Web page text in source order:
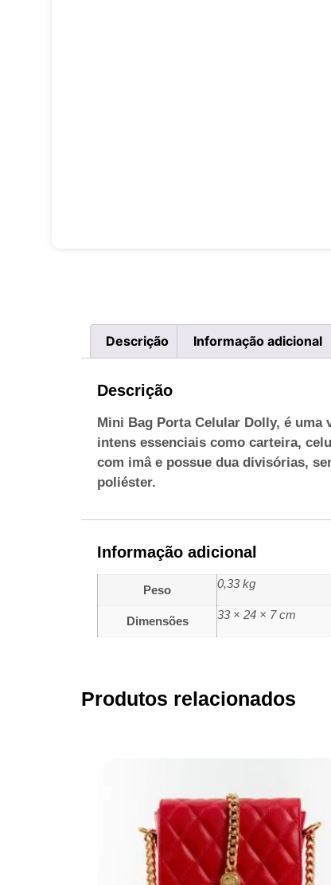
Descrição Informação adicional
Descrição
Mini Bag Porta Celular Dolly, é
intens essenciais como carteira,
com imâ e possue dua divisórias,
poliéster.
Informação adicional
Peso 0,33 kg
Dimensões 33 × 24 × 7 cm
Produtos relacionados